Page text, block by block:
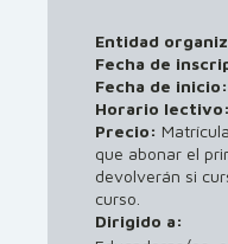
Entidad
Fecha de
Fecha de inicio:
Horario lectivo:
Precio:
que abonar el
devolverán si
curso.
Dirigido a: